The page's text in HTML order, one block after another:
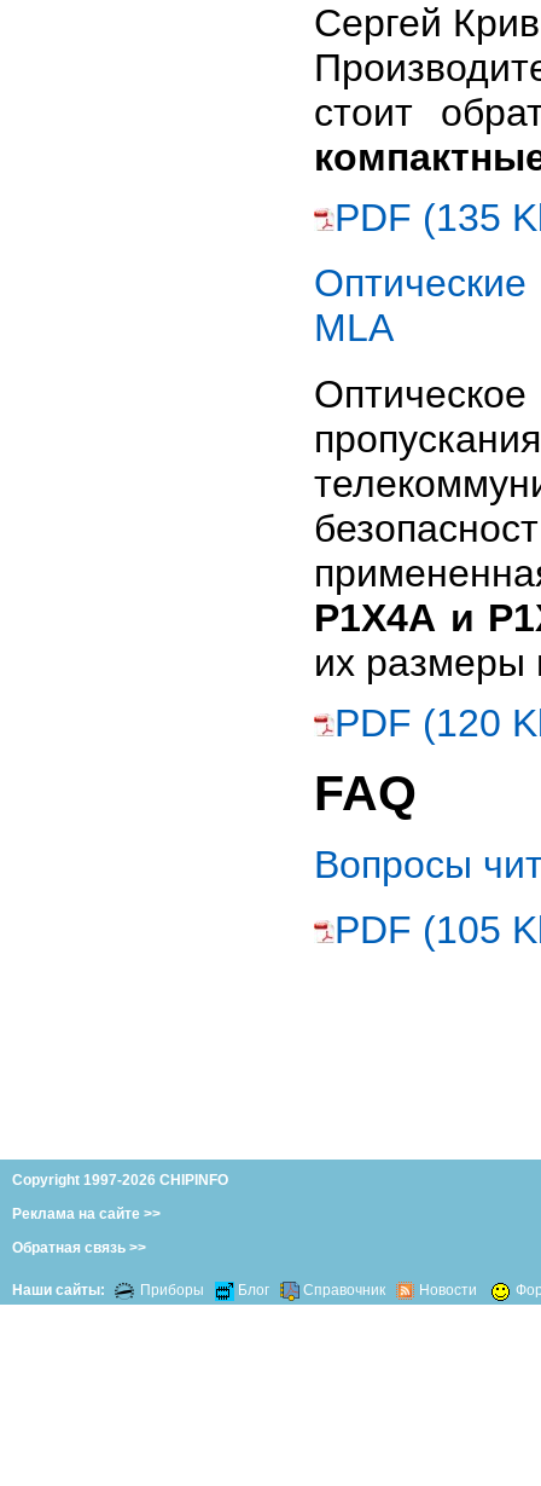
Сергей
стоит
PDF (135
MLA
Р1Х4А и
их размеры
PDF (120
FAQ
Вопросы
PDF (105
Copyright 1997-2026 CHIPINFO
Реклама на сайте >>
Обратная связь >>
Наши сайты: Приборы Блог Справочник Новости